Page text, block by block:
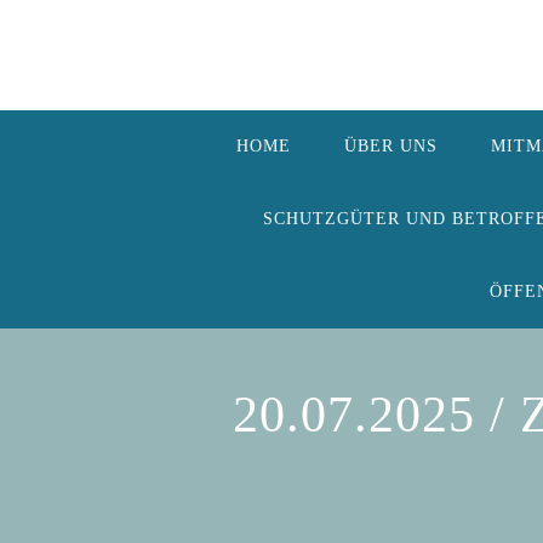
HOME ÜBER UNS
SCHUTZGÜTER UND
20.07.2025 /